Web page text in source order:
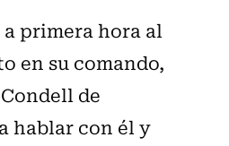
primera hora al
en su comando,
de
hablar con él y